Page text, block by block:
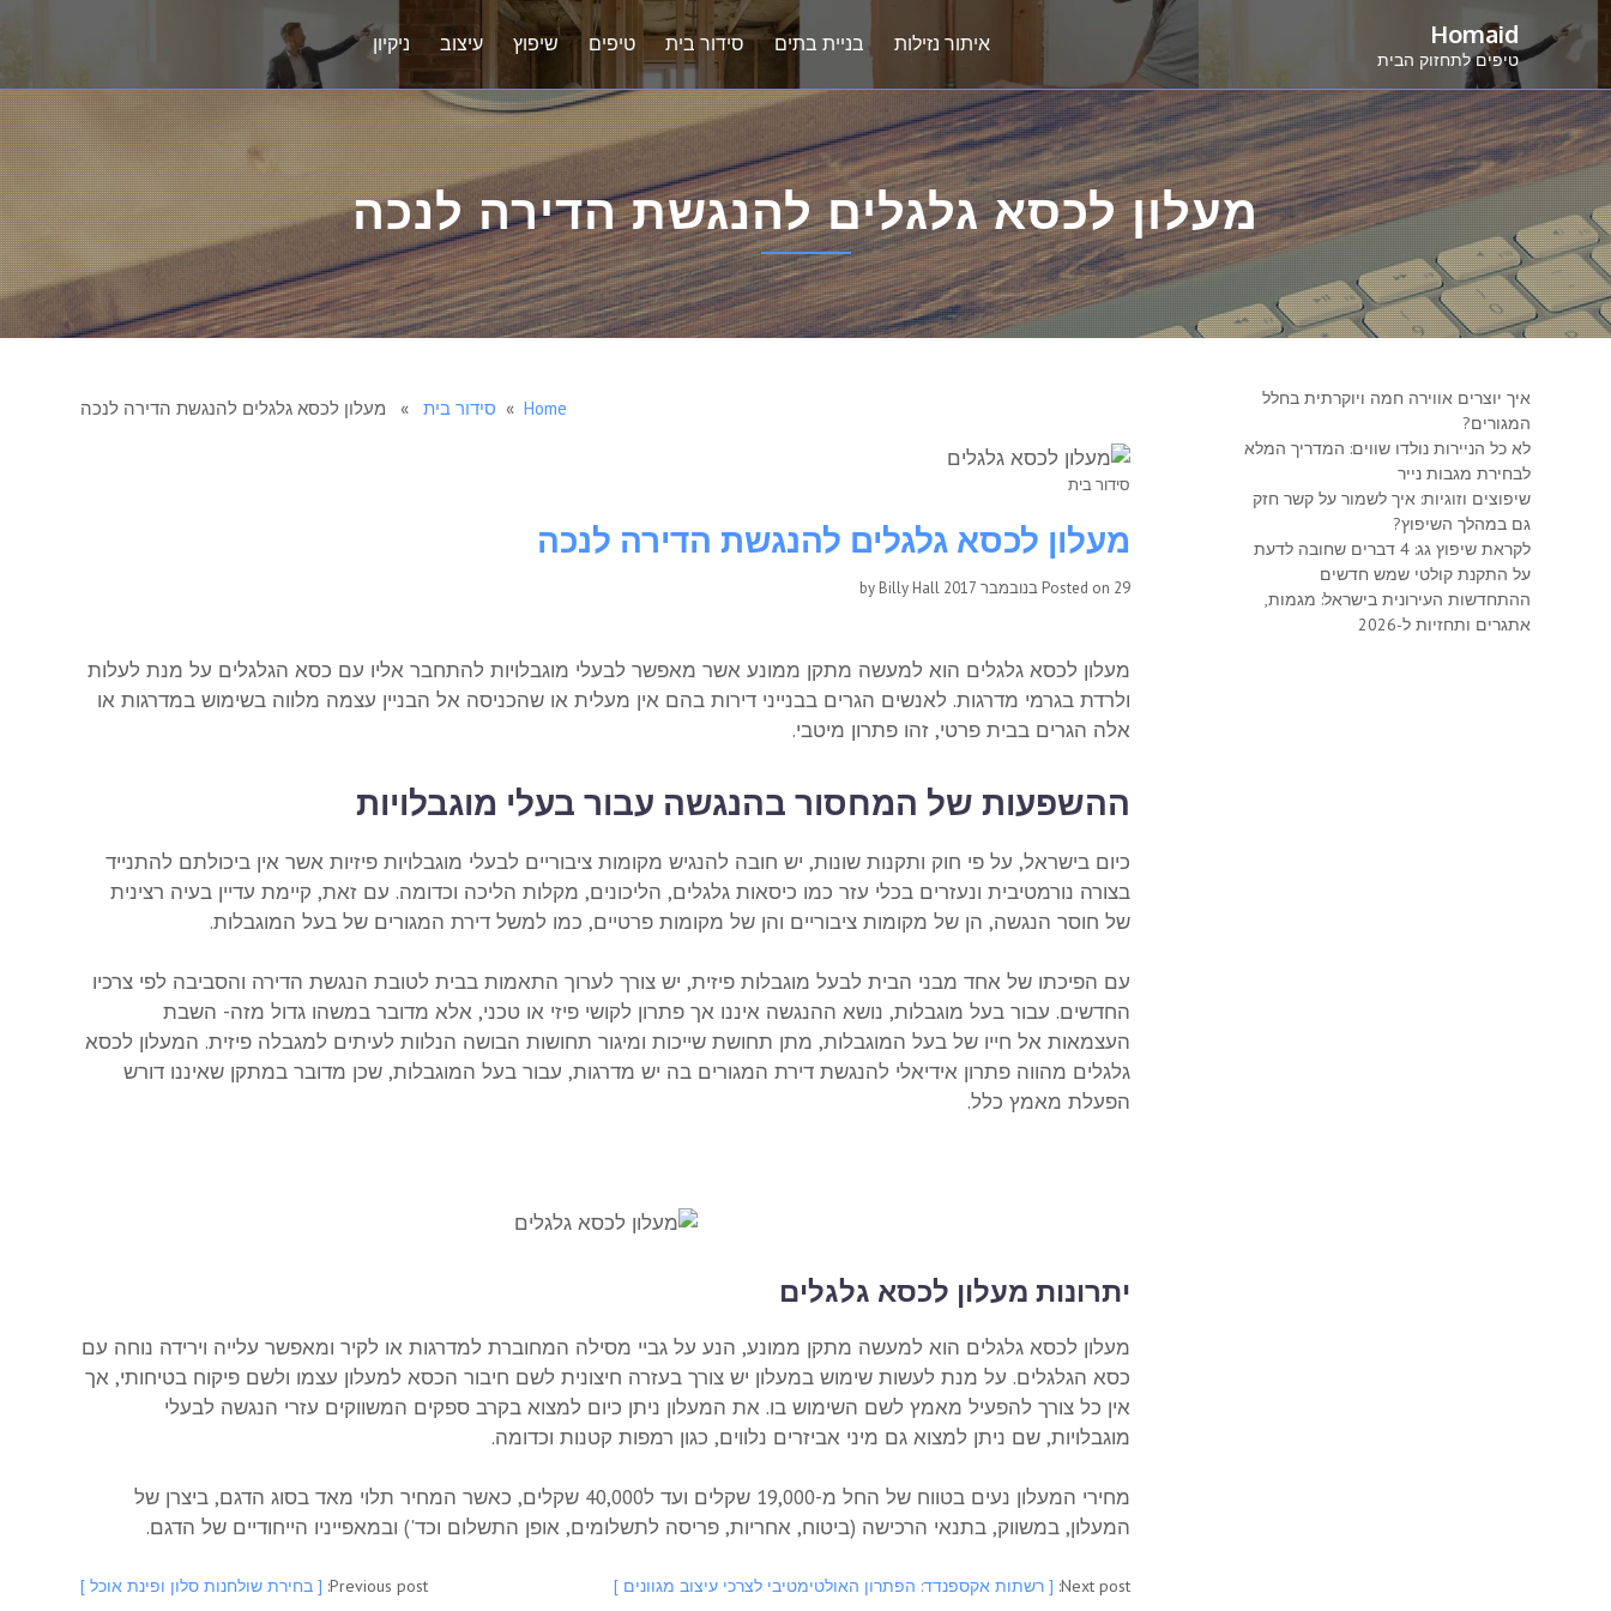
Homaid
טיפים לתחזוק הבית
איתור נזילות בניית בתים סידור בית טיפים שיפוץ עיצוב ניקיון
מעלון לכסא גלגלים להנגשת הדירה לנכה
Home
» סידור בית» מעלון לכסא גלגלים להנגשת הדירה לנכה
סידור בית
מעלון לכסא גלגלים להנגשת הדירה לנכה
Posted on 29 בנובמבר 2017 Billy Hall
מעלון לכסא גלגלים הוא למעשה מתקן ממונע אשר מאפשר לבעלי מוגבלויות להתחבר אליו עם כסא הגלגלים על מנת לעלות
ולרדת בגרמי מדרגות. לאנשים הגרים בבנייני דירות בהם אין מעלית או שהכניסה אל הבניין עצמה מלווה בשימוש במדרגות או
אלה הגרים בבית פרטי, זהו פתרון מיטבי.
ההשפעות של המחסור בהנגשה עבור בעלי מוגבלויות
כיום בישראל, על פי חוק ותקנות שונות, יש חובה להנגיש מקומות ציבוריים לבעלי מוגבלויות פיזיות אשר אין ביכולתם להתנייד
בצורה נורמטיבית ונעזרים בכלי עזר כמו כיסאות גלגלים, הליכונים, מקלות הליכה וכדומה. עם זאת, קיימת עדיין בעיה רצינית
של חוסר הנגשה, הן של מקומות ציבוריים והן של מקומות פרטיים, כמו למשל דירת המגורים של בעל המוגבלות.
עם הפיכתו של אחד מבני הבית לבעל מוגבלות פיזית, יש צורך לערוך התאמות בבית לטובת הנגשת הדירה והסביבה לפי צרכיו
החדשים. עבור בעל מוגבלות, נושא ההנגשה איננו אך פתרון לקושי פיזי או טכני, אלא מדובר במשהו גדול מזה- השבת
העצמאות אל חייו של בעל המוגבלות, מתן תחושת שייכות ומיגור תחושות הבושה הנלוות לעיתים למגבלה פיזית. המעלון לכסא
גלגלים מהווה פתרון אידיאלי להנגשת דירת המגורים בה יש מדרגות, עבור בעל המוגבלות, שכן מדובר במתקן שאיננו דורש
הפעלת מאמץ כלל.
יתרונות מעלון לכסא גלגלים
מעלון לכסא גלגלים הוא למעשה מתקן ממונע, הנע על גביי מסילה המחוברת למדרגות או לקיר ומאפשר עלייה וירידה נוחה עם
כסא הגלגלים. על מנת לעשות שימוש במעלון יש צורך בעזרה חיצונית לשם חיבור הכסא למעלון עצמו ולשם פיקוח בטיחותי, אך
אין כל צורך להפעיל מאמץ לשם השימוש בו. את המעלון ניתן כיום למצוא בקרב ספקים המשווקים עזרי הנגשה לבעלי
מוגבלויות, שם ניתן למצוא גם מיני אביזרים נלווים, כגון רמפות קטנות וכדומה.
מחירי המעלון נעים בטווח של החל מ-19,000 שקלים ועד ל40,000 שקלים, כאשר המחיר תלוי מאד בסוג הדגם, ביצרן של
המעלון, במשווק, בתנאי הרכישה (ביטוח, אחריות, פריסה לתשלומים, אופן התשלום וכד') ובמאפייניו הייחודיים של הדגם.
Previous post: [ בחירת שולחנות סלון ופינת אוכל ] Next post: [ רשתות אקספנדד: הפתרון האולטימטיבי לצרכי עיצוב מגוונים ]
איך יוצרים אווירה חמה ויוקרתית בחלל
המגורים?
לא כל הניירות נולדו שווים: המדריך המלא
לבחירת מגבות נייר
שיפוצים וזוגיות: איך לשמור על קשר חזק
גם במהלך השיפוץ?
לקראת שיפוץ גג: 4 דברים שחובה לדעת
על התקנת קולטי שמש חדשים
ההתחדשות העירונית בישראל: מגמות,
אתגרים ותחזיות ל-2026